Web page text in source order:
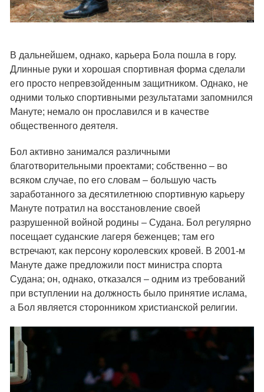
В дальнейшем, однако, карьера Бола пошла в гору.
Длинные руки и хорошая спортивная форма сделали
его просто непревзойденным защитником. Однако, не
одними только спортивными результатами запомнился
Мануте; немало он прославился и в качестве
общественного деятеля.
Бол активно занимался различными
благотворительными проектами; собственно – во
всяком случае, по его словам – большую часть
заработанного за десятилетнюю спортивную карьеру
Мануте потратил на восстановление своей
разрушенной войной родины – Судана. Бол регулярно
посещает суданские лагеря беженцев; там его
встречают, как персону королевских кровей. В 2001-м
Мануте даже предложили пост министра спорта
Судана; он, однако, отказался – одним из требований
при вступлении на должность было принятие ислама,
а Бол является сторонником христианской религии.